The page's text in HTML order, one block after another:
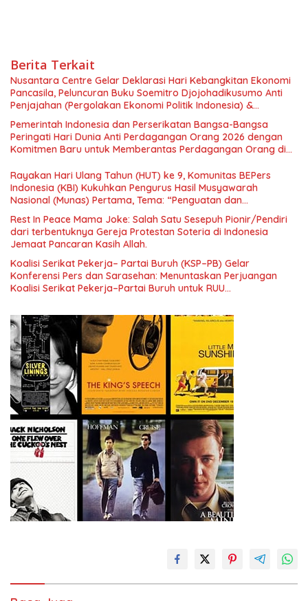
Berita Terkait
Nusantara Centre Gelar Deklarasi Hari Kebangkitan Ekonomi
Pancasila, Peluncuran Buku Soemitro Djojohadikusumo Anti
Penjajahan (Pergolakan Ekonomi Politik Indonesia) &
Nasional dan Kesejahteraan Sosial dalam Menata Bangsa
Menuju Indonesia Emas 2045”,
Pemerintah Indonesia dan Perserikatan Bangsa-Bangsa
Peringati Hari Dunia Anti Perdagangan Orang 2026 dengan
Komitmen Baru untuk Memberantas Perdagangan Orang di
Rayakan Hari Ulang Tahun (HUT) ke 9, Komunitas BEPers
Indonesia (KBI) Kukuhkan Pengurus Hasil Musyawarah
Nasional (Munas) Pertama, Tema: “Penguatan dan
Pengembangan Organisasi KBI yang Berbasis Riset di seluruh
Indonesia dan Mancanegara”.
Rest In Peace Mama Joke: Salah Satu Sesepuh Pionir/Pendiri
dari terbentuknya Gereja Protestan Soteria di Indonesia
Jemaat Pancaran Kasih Allah.
Koalisi Serikat Pekerja– Partai Buruh (KSP–PB) Gelar
Konferensi Pers dan Sarasehan: Menuntaskan Perjuangan
Koalisi Serikat Pekerja–Partai Buruh untuk RUU